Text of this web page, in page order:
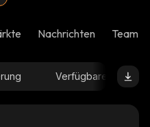
Nachrichten Team-
Verfügbare Menge